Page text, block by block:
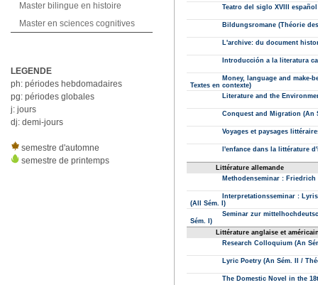
Master bilingue en histoire
Master en sciences cognitives
LEGENDE
ph: périodes hebdomadaires
pg: périodes globales
j: jours
dj: demi-jours
semestre d'automne
semestre de printemps